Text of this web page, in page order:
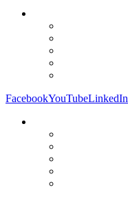
FacebookYouTubeLinkedIn